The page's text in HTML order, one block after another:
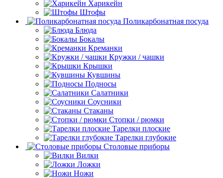
Харикейн
Штофы
Поликарбонатная посуда
Блюда
Бокалы
Креманки
Кружки / чашки
Крышки
Кувшины
Подносы
Салатники
Соусники
Стаканы
Стопки / рюмки
Тарелки плоские
Тарелки глубокие
Столовые приборы
Вилки
Ложки
Ножи